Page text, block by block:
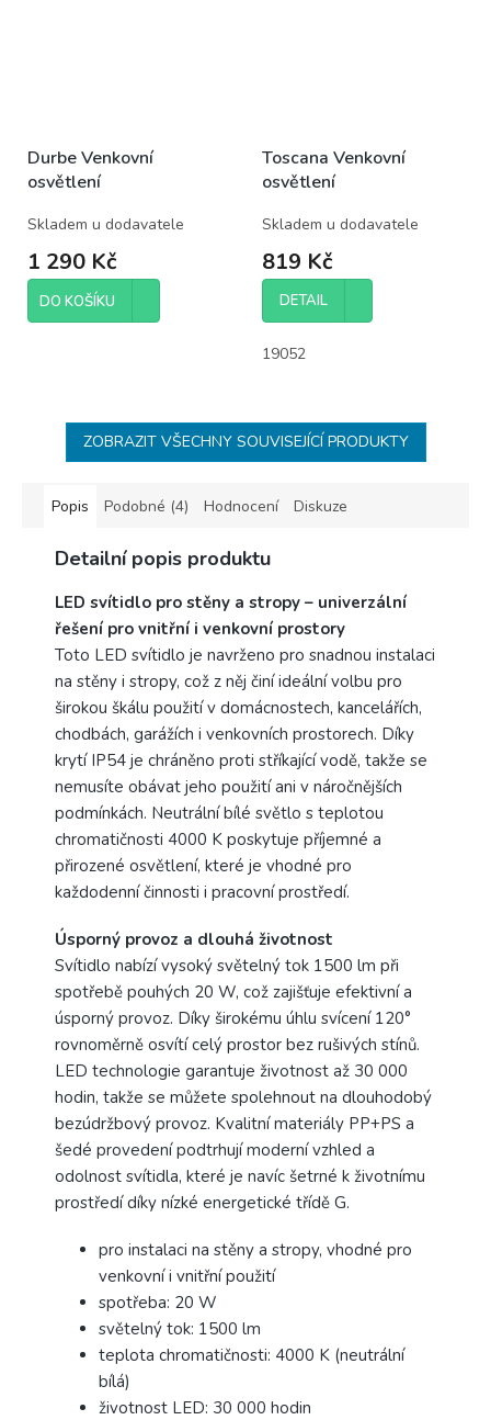
Durbe Venkovní
osvětlení
Skladem u dodavatele
1 290 Kč
DO KOŠÍKU
Toscana Venkovní
osvětlení
Skladem u dodavatele
819 Kč
DETAIL
19052
ZOBRAZIT VŠECHNY SOUVISEJÍCÍ PRODUKTY
Popis Podobné (4) Hodnocení Diskuze
Detailní popis produktu
LED svítidlo pro stěny a stropy – univerzální
řešení pro vnitřní i venkovní prostory
Toto LED svítidlo je navrženo pro snadnou instalaci
na stěny i stropy, což z něj činí ideální volbu pro
širokou škálu použití v domácnostech, kancelářích,
chodbách, garážích i venkovních prostorech. Díky
krytí IP54 je chráněno proti stříkající vodě, takže se
nemusíte obávat jeho použití ani v náročnějších
podmínkách. Neutrální bílé světlo s teplotou
chromatičnosti 4000 K poskytuje příjemné a
přirozené osvětlení, které je vhodné pro
každodenní činnosti i pracovní prostředí.
Úsporný provoz a dlouhá životnost
Svítidlo nabízí vysoký světelný tok 1500 lm při
spotřebě pouhých 20 W, což zajišťuje efektivní a
úsporný provoz. Díky širokému úhlu svícení 120°
rovnoměrně osvítí celý prostor bez rušivých stínů.
LED technologie garantuje životnost až 30 000
hodin, takže se můžete spolehnout na dlouhodobý
bezúdržbový provoz. Kvalitní materiály PP+PS a
šedé provedení podtrhují moderní vzhled a
odolnost svítidla, které je navíc šetrné k životnímu
prostředí díky nízké energetické třídě G.
pro instalaci na stěny a stropy, vhodné pro
venkovní i vnitřní použití
spotřeba: 20 W
světelný tok: 1500 lm
teplota chromatičnosti: 4000 K (neutrální
bílá)
životnost LED: 30 000 hodin